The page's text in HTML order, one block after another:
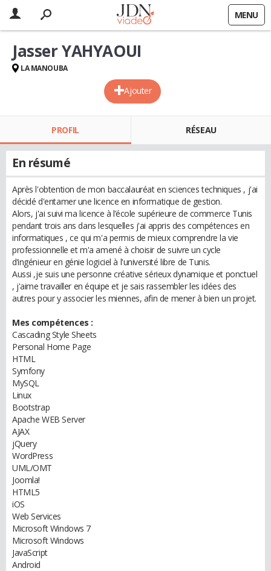
MENU
Ajouter
Jasser YAHYAOUI
LA MANOUBA
PROFIL RÉSEAU
En résumé
Après l'obtention de mon baccalauréat en sciences techniques , j'ai
décidé d'entamer une licence en informatique de gestion.
Alors, j'ai suivi ma licence à l’école supérieure de commerce Tunis
pendant trois ans dans lesquelles j'ai appris des compétences en
informatiques , ce qui m'a permis de mieux comprendre la vie
professionnelle et m'a amené à choisir de suivre un cycle
d’ingénieur en génie logiciel à l'université libre de Tunis.
Aussi ,je suis une personne créative sérieux dynamique et ponctuel
, j'aime travailler en équipe et je sais rassembler les idées des
autres pour y associer les miennes, afin de mener à bien un projet.
Mes compétences :
Cascading Style Sheets
Personal Home Page
HTML
Symfony
MySQL
Linux
Bootstrap
Apache WEB Server
AJAX
jQuery
WordPress
UML/OMT
Joomla!
HTML5
iOS
Web Services
Microsoft Windows 7
Microsoft Windows
JavaScript
Android